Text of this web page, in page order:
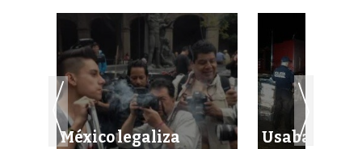
México legaliza
Usaban